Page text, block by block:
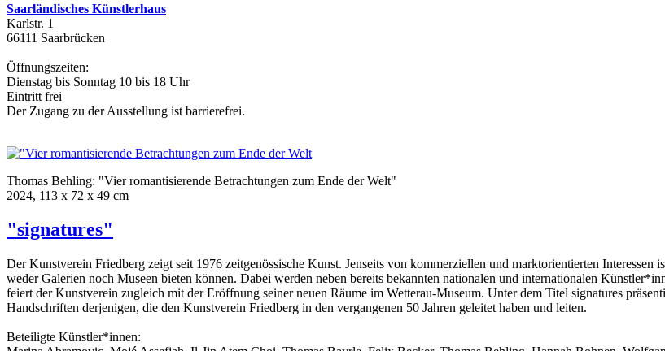
Saarländisches Künstlerhaus
Karlstr. 1
66111 Saarbrücken
Öffnungszeiten:
Dienstag bis Sonntag 10 bis 18 Uhr
Eintritt frei
Der Zugang zu der Ausstellung ist barrierefrei.
Thomas Behling: "Vier romantisierende Betrachtungen zum Ende der Welt"
2024, 113 x 72 x 49 cm
"signatures"
Der Kunstverein Friedberg zeigt seit 1976 zeitgenössische Kunst. Jenseits von kommerziellen und marktorientierten
weder Galerien noch Museen bieten können. Dabei werden neben bereits bekannten nationalen und internationalen
feiert der Kunstverein zugleich mit der Eröffnung seiner neuen Räume im Wetterau-Museum. Unter dem Titel signatures
Handschriften derjenigen, die den Kunstverein Friedberg in den vergangenen 50 Jahren geleitet haben und leiten.
Beteiligte Künstler*innen: